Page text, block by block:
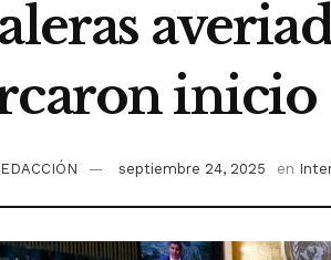
inicio
septiembre 24, 2025 en